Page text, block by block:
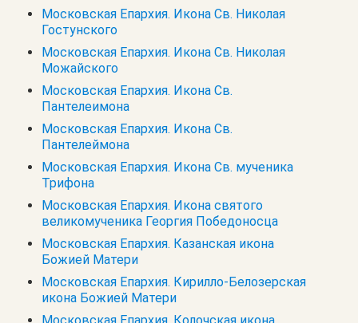
Московская Епархия. Икона Св. Николая
Гостунского
Московская Епархия. Икона Св. Николая
Можайского
Московская Епархия. Икона Св.
Пантелеимона
Московская Епархия. Икона Св.
Пантелеймона
Московская Епархия. Икона Св. мученика
Трифона
Московская Епархия. Икона святого
великомученика Георгия Победоносца
Московская Епархия. Казанская икона
Божией Матери
Московская Епархия. Кирилло-Белозерская
икона Божией Матери